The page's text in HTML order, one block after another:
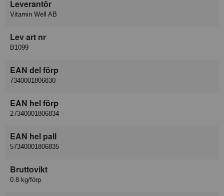
Leverantör
Vitamin Well AB
Lev art nr
B1099
EAN del förp
7340001806830
EAN hel förp
27340001806834
EAN hel pall
57340001806835
Bruttovikt
0.8 kg/förp